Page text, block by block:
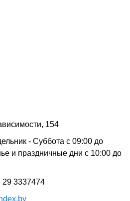
154
- Суббота с 09:00 до
и праздничные дни с 10:00 до
29 3337474